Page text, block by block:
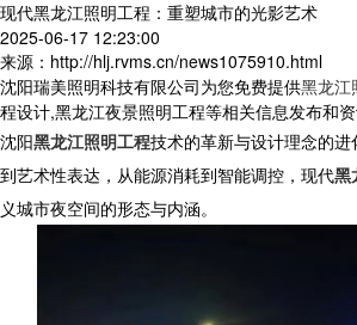
现代黑龙江照明工程：重塑城市的光影艺术
2025-06-17 12:23:00
来源：http://hlj.rvms.cn/news1075910.html
沈阳瑞美照明科技有限公司为您免费提供黑龙江
程设计,黑龙江夜景照明工程等相关信息发布和
沈阳黑龙江照明工程技术的革新与设计理念的
到艺术性表达，从能源消耗到智能调控，现代黑
义城市夜空间的形态与内涵。